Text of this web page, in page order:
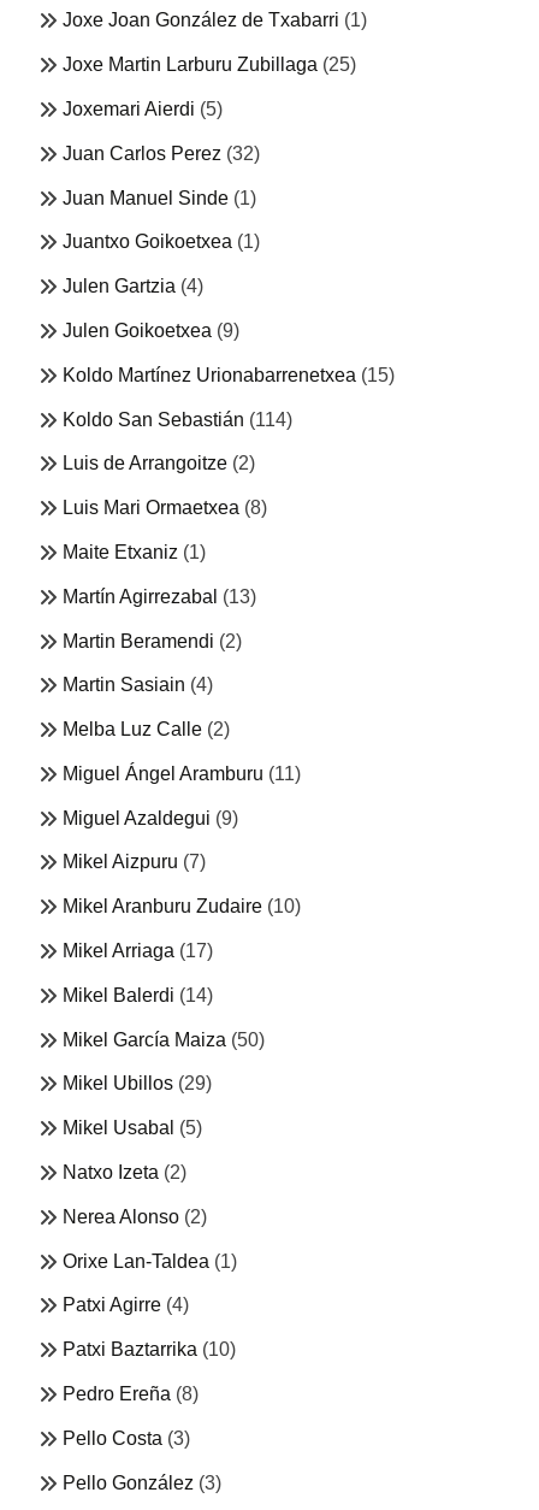
Joxe Joan González de Txabarri (1)
Joxe Martin Larburu Zubillaga (25)
Joxemari Aierdi (5)
Juan Carlos Perez (32)
Juan Manuel Sinde (1)
Juantxo Goikoetxea (1)
Julen Gartzia (4)
Julen Goikoetxea (9)
Koldo Martínez Urionabarrenetxea (15)
Koldo San Sebastián (114)
Luis de Arrangoitze (2)
Luis Mari Ormaetxea (8)
Maite Etxaniz (1)
Martín Agirrezabal (13)
Martin Beramendi (2)
Martin Sasiain (4)
Melba Luz Calle (2)
Miguel Ángel Aramburu (11)
Miguel Azaldegui (9)
Mikel Aizpuru (7)
Mikel Aranburu Zudaire (10)
Mikel Arriaga (17)
Mikel Balerdi (14)
Mikel García Maiza (50)
Mikel Ubillos (29)
Mikel Usabal (5)
Natxo Izeta (2)
Nerea Alonso (2)
Orixe Lan-Taldea (1)
Patxi Agirre (4)
Patxi Baztarrika (10)
Pedro Ereña (8)
Pello Costa (3)
Pello González (3)